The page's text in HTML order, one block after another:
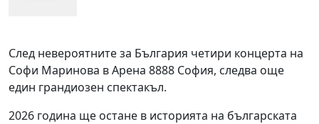
След невероятните за България четири концерта на
Софи Маринова в Арена 8888 София, следва още
един грандиозен спектакъл.
2026 година ще остане в историята на българската